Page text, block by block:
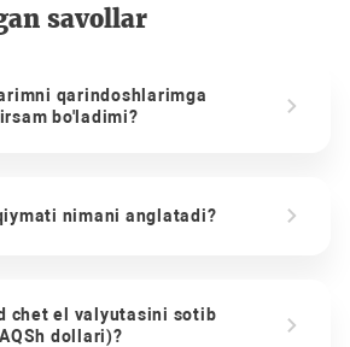
savollar
qarindoshlarimga
bo'ladimi?
nimani anglatadi?
chet el valyutasini sotib
dollari)?